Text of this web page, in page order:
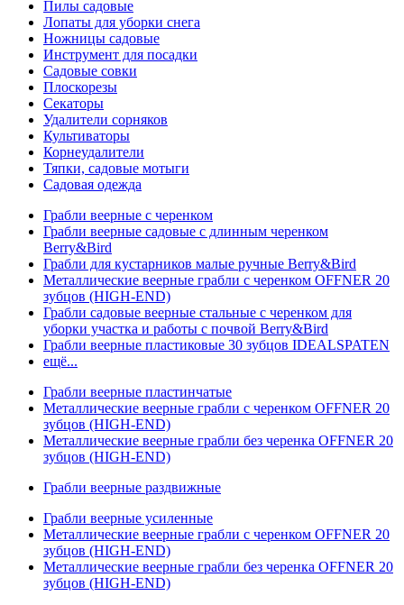
Пилы садовые
Лопаты для уборки снега
Ножницы садовые
Инструмент для посадки
Садовые совки
Плоскорезы
Секаторы
Удалители сорняков
Культиваторы
Корнеудалители
Тяпки, садовые мотыги
Садовая одежда
Грабли веерные с черенком
Грабли веерные садовые с длинным черенком
Berry&Bird
Грабли для кустарников малые ручные Berry&Bird
Металлические веерные грабли с черенком OFFNER 20
зубцов (HIGH-END)
Грабли садовые веерные стальные с черенком для
уборки участка и работы с почвой Berry&Bird
Грабли веерные пластиковые 30 зубцов IDEALSPATEN
ещё...
Грабли веерные пластинчатые
Металлические веерные грабли с черенком OFFNER 20
зубцов (HIGH-END)
Металлические веерные грабли без черенка OFFNER 20
зубцов (HIGH-END)
Грабли веерные раздвижные
Грабли веерные усиленные
Металлические веерные грабли с черенком OFFNER 20
зубцов (HIGH-END)
Металлические веерные грабли без черенка OFFNER 20
зубцов (HIGH-END)